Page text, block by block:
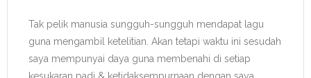
Tak pelik manusia sungguh-sungguh mendapat lagu
guna mengambil ketelitian. Akan tetapi waktu ini sesudah
saya mempunyai daya guna membenahi di setiap